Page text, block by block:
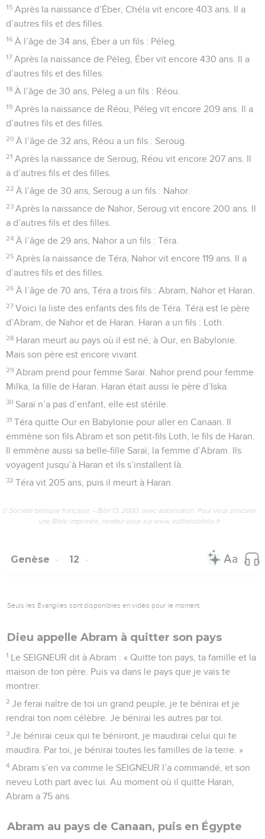
15 Après la naissance d’Éber, Chéla vit encore 403 ans. Il a
d’autres fils et des filles.
16 À l’âge de 34 ans, Éber a un fils : Péleg.
17 Après la naissance de Péleg, Éber vit encore 430 ans. Il a
d’autres fils et des filles.
18 À l’âge de 30 ans, Péleg a un fils : Réou.
19 Après la naissance de Réou, Péleg vit encore 209 ans. Il a
d’autres fils et des filles.
20 À l’âge de 32 ans, Réou a un fils : Seroug.
21 Après la naissance de Seroug, Réou vit encore 207 ans. Il
a d’autres fils et des filles.
22 À l’âge de 30 ans, Seroug a un fils : Nahor.
23 Après la naissance de Nahor, Seroug vit encore 200 ans. Il
a d’autres fils et des filles.
24 À l’âge de 29 ans, Nahor a un fils : Téra.
25 Après la naissance de Téra, Nahor vit encore 119 ans. Il a
d’autres fils et des filles.
26 À l’âge de 70 ans, Téra a trois fils : Abram, Nahor et Haran.
27 Voici la liste des enfants des fils de Téra. Téra est le père
d’Abram, de Nahor et de Haran. Haran a un fils : Loth.
28 Haran meurt au pays où il est né, à Our, en Babylonie.
Mais son père est encore vivant.
29 Abram prend pour femme Saraï. Nahor prend pour femme
Milka, la fille de Haran. Haran était aussi le père d’Iska.
30 Saraï n’a pas d’enfant, elle est stérile.
31 Téra quitte Our en Babylonie pour aller en Canaan. Il
emmène son fils Abram et son petit-fils Loth, le fils de Haran.
Il emmène aussi sa belle-fille Saraï, la femme d’Abram. Ils
voyagent jusqu’à Haran et ils s’installent là.
32 Téra vit 205 ans, puis il meurt à Haran.
© Société biblique française – Bibli’O, 2000, avec autorisation. Pour vous procurer
une Bible imprimée, rendez-vous sur www.editionsbiblio.fr
Genèse 12
Seuls les Évangiles sont disponibles en vidéo pour le moment.
Dieu appelle Abram à quitter son pays
1 Le SEIGNEUR dit à Abram : « Quitte ton pays, ta famille et la
maison de ton père. Puis va dans le pays que je vais te
montrer.
2 Je ferai naître de toi un grand peuple, je te bénirai et je
rendrai ton nom célèbre. Je bénirai les autres par toi.
3 Je bénirai ceux qui te béniront, je maudirai celui qui te
maudira. Par toi, je bénirai toutes les familles de la terre. »
4 Abram s’en va comme le SEIGNEUR l’a commandé, et son
neveu Loth part avec lui. Au moment où il quitte Haran,
Abram a 75 ans.
Abram au pays de Canaan, puis en Égypte